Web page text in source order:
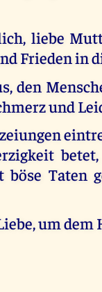
liebe
Frieden in
den
und
Taten
um dem